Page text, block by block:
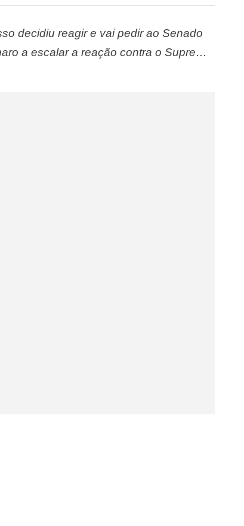
decidiu reagir e vai pedir ao Senado
a escalar a reação contra o Supremo